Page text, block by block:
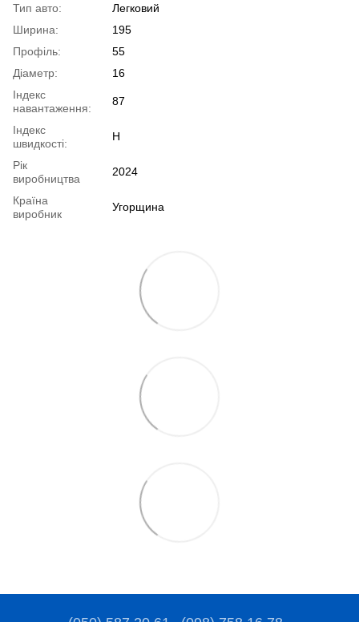
Тип авто:
Легковий
Ширина:
195
Профіль:
55
Діаметр:
16
Індекс
навантаження:
87
Індекс
швидкості:
H
Рік
виробництва
2024
Країна
виробник
Угорщина